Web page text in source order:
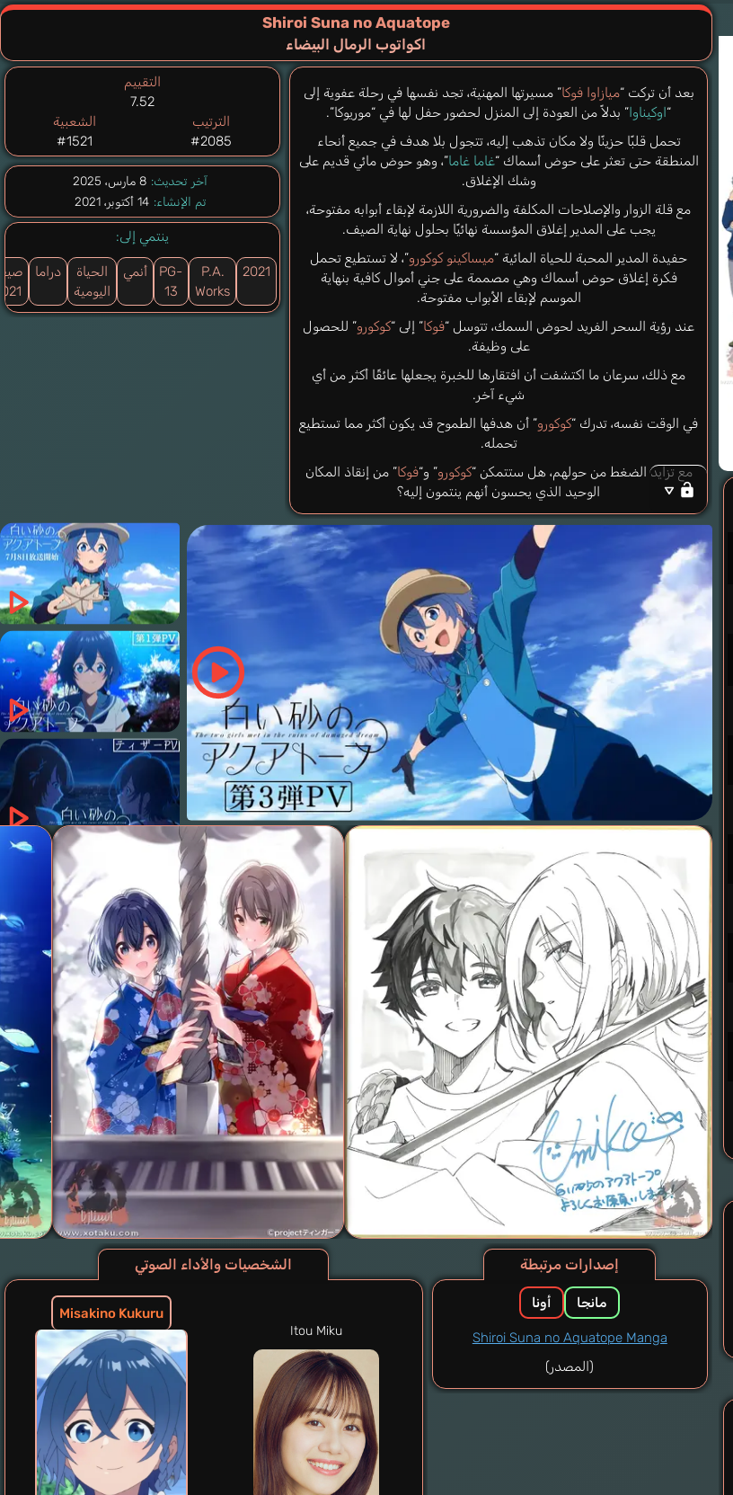
Shiroi Suna no Aquatope
اكواتوب الرمال البيضاء
بعد أن تركت “ميازاوا فوكا” مسيرتها المهنية، تجد نفسها في رحلة عفوية إلى
“اوكيناوا” بدلاً من العودة إلى المنزل لحضور حفل لها في “موريوكا”.
تحمل قلبًا حزينًا ولا مكان تذهب إليه، تتجول بلا هدف في جميع أنحاء
المنطقة حتى تعثر على حوض أسماك “غاما غاما”، وهو حوض مائي قديم على
وشك الإغلاق.
مع قلة الزوار والإصلاحات المكلفة والضرورية اللازمة لإبقاء أبوابه مفتوحة،
يجب على المدير إغلاق المؤسسة نهائيًا بحلول نهاية الصيف.
حفيدة المدير المحبة للحياة المائية “ميساكينو كوكورو”، لا تستطيع تحمل
فكرة إغلاق حوض أسماك وهي مصممة على جني أموال كافية بنهاية
الموسم لإبقاء الأبواب مفتوحة.
عند رؤية السحر الفريد لحوض السمك، تتوسل “فوكا” إلى “كوكورو” للحصول
على وظيفة.
مع ذلك، سرعان ما اكتشفت أن افتقارها للخبرة يجعلها عائقًا أكثر من أي
شيء آخر.
في الوقت نفسه، تدرك “كوكورو” أن هدفها الطموح قد يكون أكثر مما تستطيع
تحمله.
مع تزايد الضغط من حولهم، هل ستتمكن “كوكورو” و“فوكا” من إنقاذ المكان
الوحيد الذي يحسون أنهم ينتمون إليه؟
التقييم
7.52
الترتيب
#2085
الشعبية
#1521
آخر تحديث: 8 مارس، 2025
تم الإنشاء: 14 أكتوبر، 2021
ينتمي إلى:
2021
P.A.
Works
PG-
13
أنمي
الحياة
اليومية
دراما
إصدارات مرتبطة
مانجا أونا
Shiroi Suna no Aquatope Manga
(المصدر)
الشخصيات والأداء الصوتي
Misakino Kukuru
Itou Miku